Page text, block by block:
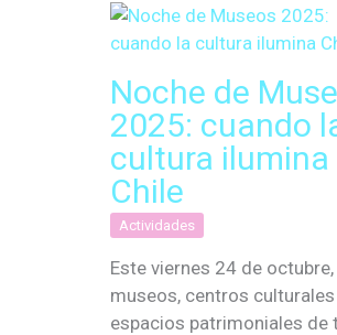
Noche de
2025: cuando
cultura ilumina
Chile
Actividades
Este viernes 24 de
museos, centros
espacios patrimoniales de